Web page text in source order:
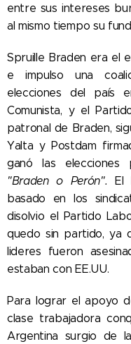
entre sus intereses
al mismo tiempo su
Spruille Braden era el
e impulso una
elecciones del país
Comunista, y el
patronal de Braden,
Yalta y Postdam
ganó las elecciones
"Braden o Perón". El
basado en los
disolvio el Partido
quedo sin partido, ya
lideres fueron
estaban con EE.UU.
Para lograr el apoyo
clase trabajadora
Argentina surgio de